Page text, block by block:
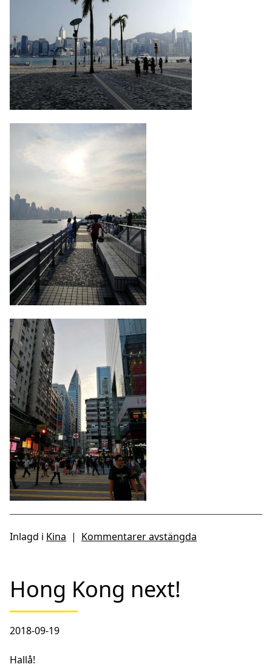
Inlagd i Kina | Kommentarer avstängda
Hong Kong next!
2018-09-19
Hallå!